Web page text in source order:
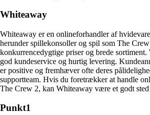
Whiteaway
Whiteaway er en onlineforhandler af
herunder spillekonsoller og spil som The
konkurrencedygtige priser og brede sortiment.
god kundeservice og hurtig levering.
er positive og fremhæver ofte deres
supportteam. Hvis du foretrækker at handle
The Crew 2, kan Whiteaway være et godt
Punkt1